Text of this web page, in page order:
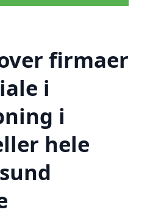
firmaer
i
i
hele